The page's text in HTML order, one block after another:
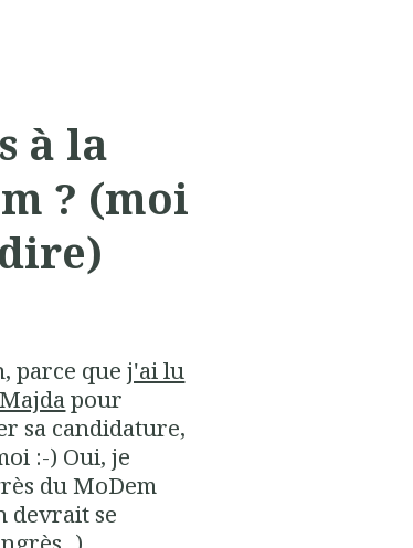
à la
? (moi
parce quej'ai lu
pour
sa candidature,
:-) Oui, je
du MoDem
devrait se